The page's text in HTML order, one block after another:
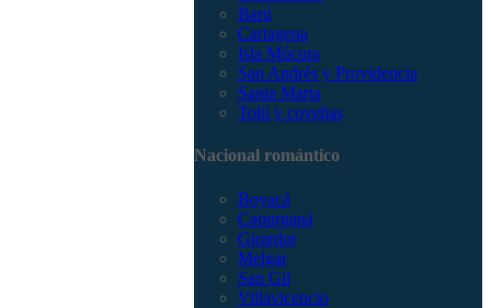
Barú
Cartagena
Isla Múcura
San Andrés y Providencia
Santa Marta
Tolú y coveñas
Nacional romántico
Boyacá
Capurganá
Girardot
Melgar
San Gil
Villavicencio